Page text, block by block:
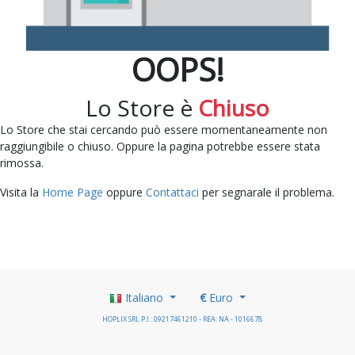
OOPS!
Lo Store è Chiuso
Lo Store che stai cercando può essere momentaneamente non
raggiungibile o chiuso. Oppure la pagina potrebbe essere stata
rimossa.
Visita la Home Page oppure Contattaci per segnarale il problema.
Italiano €Euro
HOPLIX SRL P.I.: 09217461210 - REA: NA - 1016678